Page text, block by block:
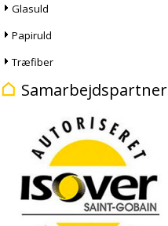
Glasuld
Papiruld
Træfiber
Samarbejdspartner